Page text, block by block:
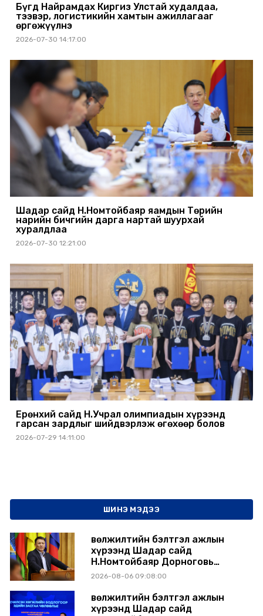
Бүгд Найрамдах Киргиз Улстай худалдаа,
тээвэр, логистикийн хамтын ажиллагааг
өргөжүүлнэ
2026-07-30 14:17:00
Шадар сайд Н.Номтойбаяр яамдын Төрийн
нарийн бичгийн дарга нартай шуурхай
хуралдлаа
2026-07-30 12:21:00
Ерөнхий сайд Н.Учрал олимпиадын хүрээнд
гарсан зардлыг шийдвэрлэж өгөхөөр болов
2026-07-29 14:11:00
ШИНЭ МЭДЭЭ
Өвөлжилтийн бэлтгэл ажлын
хүрээнд Шадар сайд
Н.Номтойбаяр Дорноговь
аймагт ажиллав
2026-08-06 09:08:00
Өвөлжилтийн бэлтгэл ажлын
хүрээнд Шадар сайд